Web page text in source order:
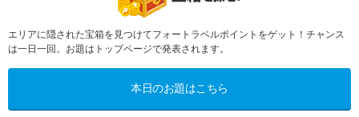
エリアに隠された宝箱を見つけてフォートラベルポイントをゲット！チャンス
は一日一回。お題はトップページで発表されます。
本日のお題はこちら